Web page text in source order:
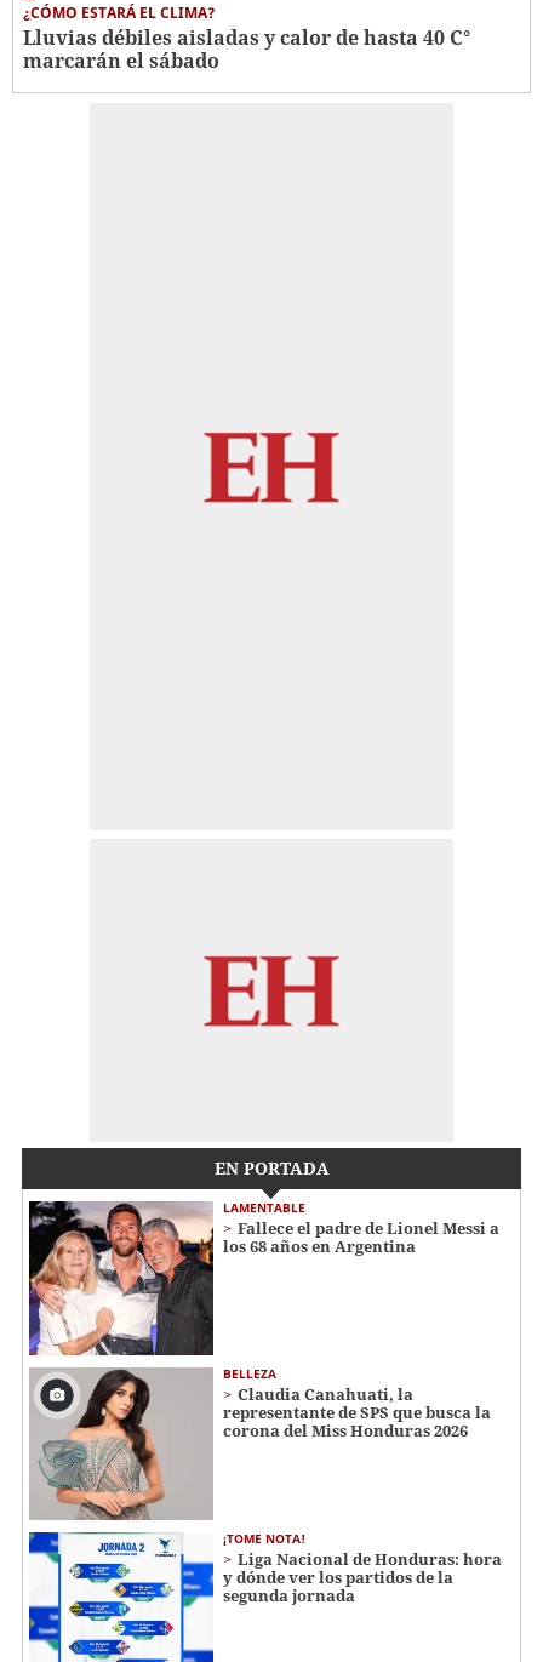
¿CÓMO ESTARÁ EL CLIMA?
Lluvias débiles aisladas y calor de hasta 40 C°
marcarán el sábado
EN PORTADA
LAMENTABLE
Fallece el padre de Lionel Messi a
los 68 años en Argentina
BELLEZA
Claudia Canahuati, la
representante de SPS que busca la
corona del Miss Honduras 2026
¡TOME NOTA!
Liga Nacional de Honduras: hora
y dónde ver los partidos de la
segunda jornada